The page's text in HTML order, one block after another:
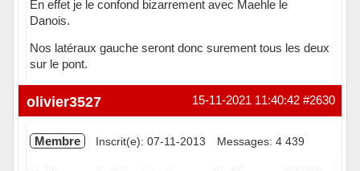
En effet je le confond bizarrement avec Maehle le
Danois.
Nos latéraux gauche seront donc surement tous les deux
sur le pont.
#2630
15-11-2021 11:40:42
olivier3527
Membre Inscrit(e): 07-11-2013 Messages: 4 439